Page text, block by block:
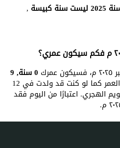
ليست سنة كبيسة ,
0 سنة, 9
. هذا هو نفس العمر كما لو كنت قد ولدت في 12
حسب التقويم الهجري. اعتبارًا من اليوم فقد